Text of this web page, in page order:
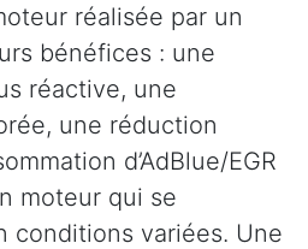
réalisée par un
bénéfices : une
réactive, une
une réduction
d’AdBlue/EGR
moteur qui se
conditions variées. Une